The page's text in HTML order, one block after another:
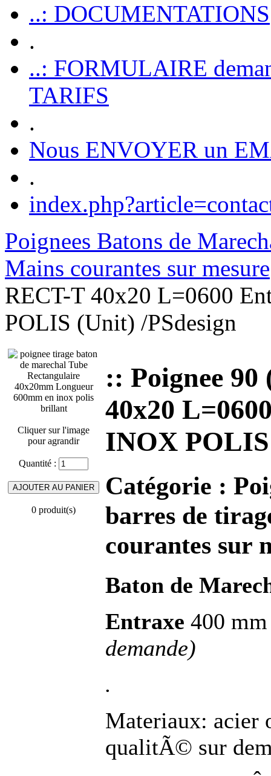
..: DOCUMENTATIONS
.
..: FORMULAIRE
TARIFS
.
Nous ENVOYER un
.
Poignees Batons de
Mains courantes sur mesure
RECT-T 40x20 L=0600
POLIS (Unit) /PSdesign
Cliquer sur l'image
pour agrandir
Quantité :
0 produit(s)
:: Poignee
40x20
INOX
Catégorie :
barres de
courantes sur
Baton de
Entraxe 400
demande)
.
Materiaux: acier
qualitÃ© sur